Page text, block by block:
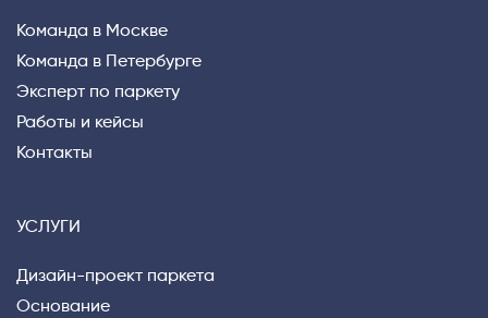
Команда в Москве
Команда в Петербурге
Эксперт по паркету
Работы и кейсы
Контакты
УСЛУГИ
Дизайн-проект паркета
Основание